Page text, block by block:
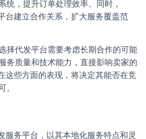
统，提升订单处理效率。同时，
台建立合作关系，扩大服务覆盖范
择代发平台需要考虑长期合作的可能
务质量和技术能力，直接影响卖家的
这些方面的表现，将决定其能否在竞
。
服务平台，以其本地化服务特点和灵